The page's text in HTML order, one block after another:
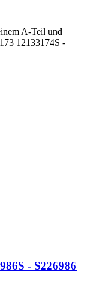
A-Teil und
12133174S -
- S226986